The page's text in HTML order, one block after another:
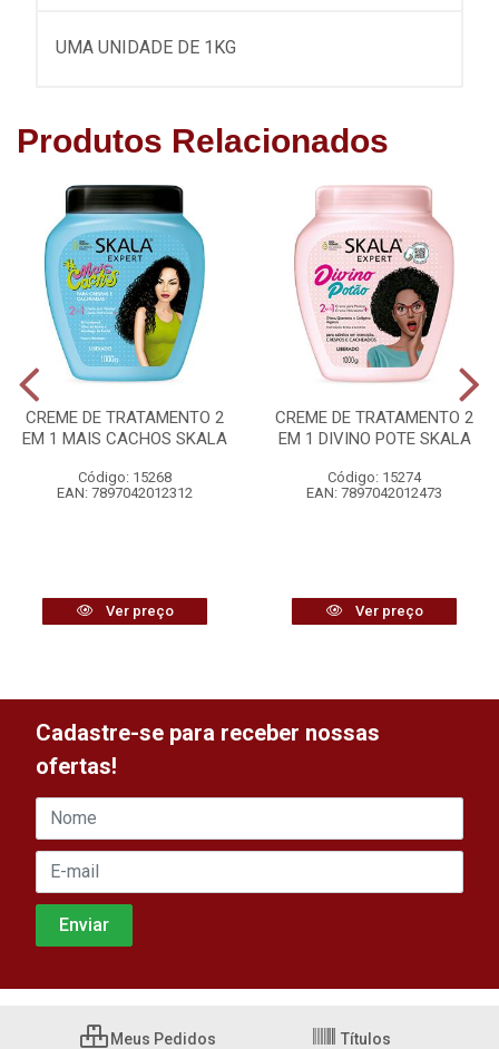
UMA UNIDADE DE 1KG
Produtos Relacionados
CREME DE TRATAMENTO 2
EM 1 MAIS CACHOS SKALA
Código: 15268
EAN: 7897042012312
Ver preço
CREME DE TRATAMENTO 2
EM 1 DIVINO POTE SKALA
Código: 15274
EAN: 7897042012473
Ver preço
Cadastre-se para receber nossas
ofertas!
Meus Pedidos Títulos